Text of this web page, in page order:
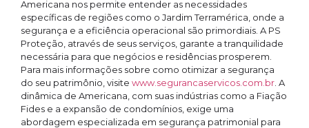
Americana nos permite entender as necessidades
específicas de regiões como o Jardim Terramérica, onde a
segurança e a eficiência operacional são primordiais. A PS
Proteção, através de seus serviços, garante a tranquilidade
necessária para que negócios e residências prosperem.
Para mais informações sobre como otimizar a segurança
do seu patrimônio, visite www.segurancaservicos.com.br . A
dinâmica de Americana, com suas indústrias como a Fiação
Fides e a expansão de condomínios, exige uma
abordagem especializada em segurança patrimonial para